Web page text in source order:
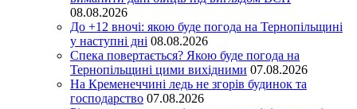
08.08.2026
До +12 вночі: якою буде погода на Тернопільщині
у наступні дні 08.08.2026
Спека повертається? Якою буде погода на
Тернопільщині цими вихідними 07.08.2026
На Кременеччині ледь не згорів будинок та
господарство 07.08.2026